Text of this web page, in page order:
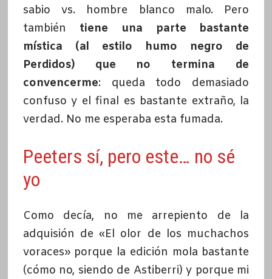
sabio vs. hombre blanco malo. Pero
también tiene una parte bastante
mística (al estilo humo negro de
Perdidos) que no termina de
convencerme: queda todo demasiado
confuso y el final es bastante extraño, la
verdad. No me esperaba esta fumada.
Peeters sí, pero este… no sé
yo
Como decía, no me arrepiento de la
adquisión de «El olor de los muchachos
voraces» porque la edición mola bastante
(cómo no, siendo de Astiberri) y porque mi